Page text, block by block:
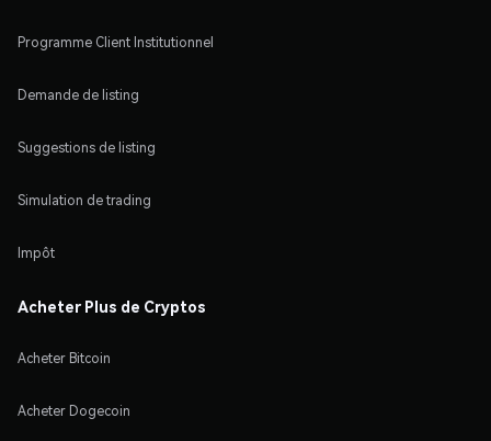
Programme Client Institutionnel
Demande de listing
Suggestions de listing
Simulation de trading
Impôt
Acheter Plus de Cryptos
Acheter Bitcoin
Acheter Dogecoin